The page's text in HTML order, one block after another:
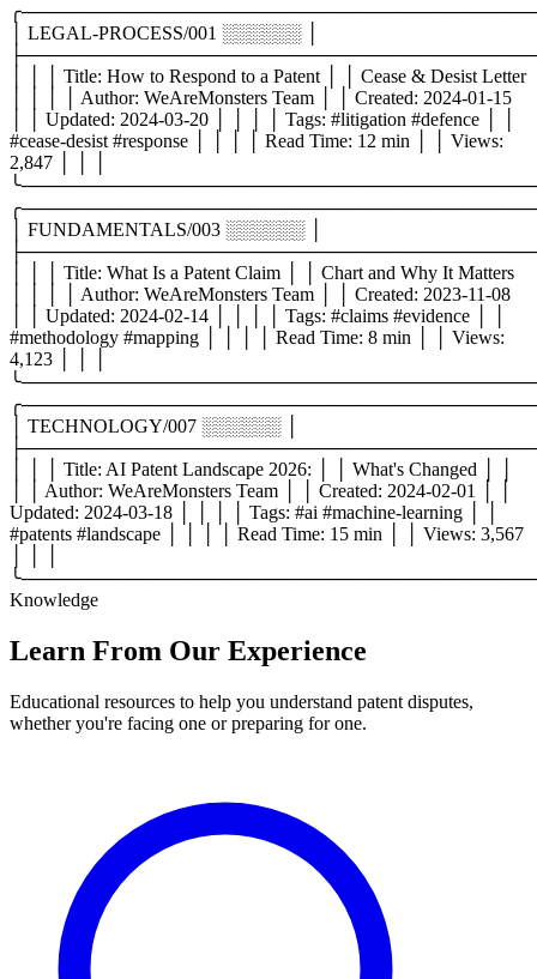
│ LEGAL-PROCESS/001 ░░░░░░ │
│ │ │ Title: How to Respond to a Patent │ │ Cease & Desist Letter
│ │ │ │ Author: WeAreMonsters Team │ │ Created: 2024-01-15
│ │ Updated: 2024-03-20 │ │ │ │ Tags: #litigation #defence │ │
#cease-desist #response │ │ │ │ Read Time: 12 min │ │ Views:
2,847 │ │ │
│ FUNDAMENTALS/003 ░░░░░░ │
│ │ │ Title: What Is a Patent Claim │ │ Chart and Why It Matters
│ │ │ │ Author: WeAreMonsters Team │ │ Created: 2023-11-08
│ │ Updated: 2024-02-14 │ │ │ │ Tags: #claims #evidence │ │
#methodology #mapping │ │ │ │ Read Time: 8 min │ │ Views:
4,123 │ │ │
│ TECHNOLOGY/007 ░░░░░░ │
│ │ │ Title: AI Patent Landscape 2026: │ │ What's Changed │ │
│ │ Author: WeAreMonsters Team │ │ Created: 2024-02-01 │ │
Updated: 2024-03-18 │ │ │ │ Tags: #ai #machine-learning │ │
#patents #landscape │ │ │ │ Read Time: 15 min │ │ Views: 3,567
Knowledge
Learn From Our Experience
Educational resources to help you understand patent disputes,
whether you're facing one or preparing for one.